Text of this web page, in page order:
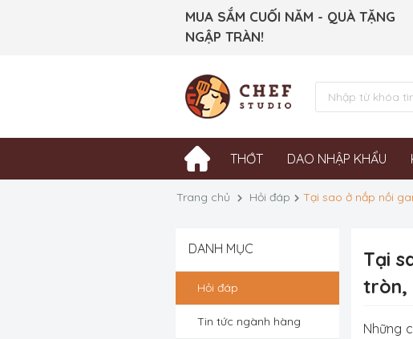
MUA SẮM CUỐI NĂM - QUÀ TẶNG
NGẬP TRÀN!
THỚT DAO NHẬP KHẨU
Trang chủ Hỏi đáp Tại sao ở nắp nồi
DANH MỤC
Hỏi đáp
Tin tức ngành hàng
Tại
tròn,
Những